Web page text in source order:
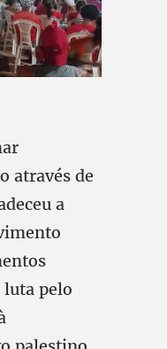
através de
a
luta pelo